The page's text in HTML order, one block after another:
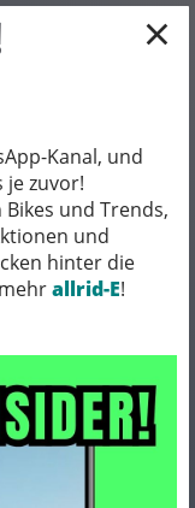
×
Kanal, und
zuvor!
und Trends,
und
hinter die
allrid-E!